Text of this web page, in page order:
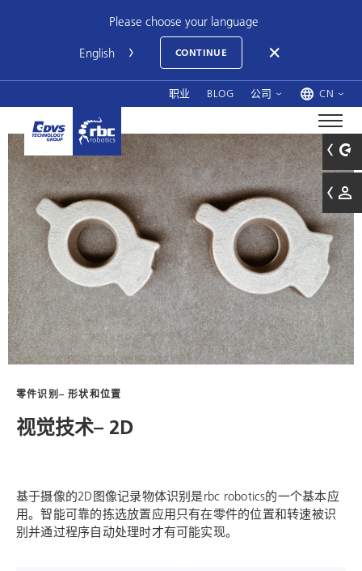
Please choose your language
CONTINUE
职业 BLOG 公司 CN
零件识别– 形状和位置
视觉技术– 2D
基于摄像的2D图像记录物体识别是rbc robotics的一个基本应
用。智能可靠的拣选放置应用只有在零件的位置和转速被识
别并通过程序自动处理时才有可能实现。